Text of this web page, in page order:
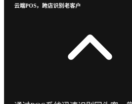
云端POS，跨店识别老客户